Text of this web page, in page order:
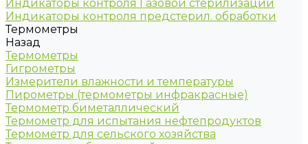
Индикаторы контроля Газовой стерилизации
Индикаторы контроля предстерил. обработки
Термометры
Назад
Термометры
Гигрометры
Измерители влажности и температуры
Пирометры (термометры инфракрасные)
Термометр биметаллический
Термометр для испытания нефтепродуктов
Термометр для сельского хозяйства